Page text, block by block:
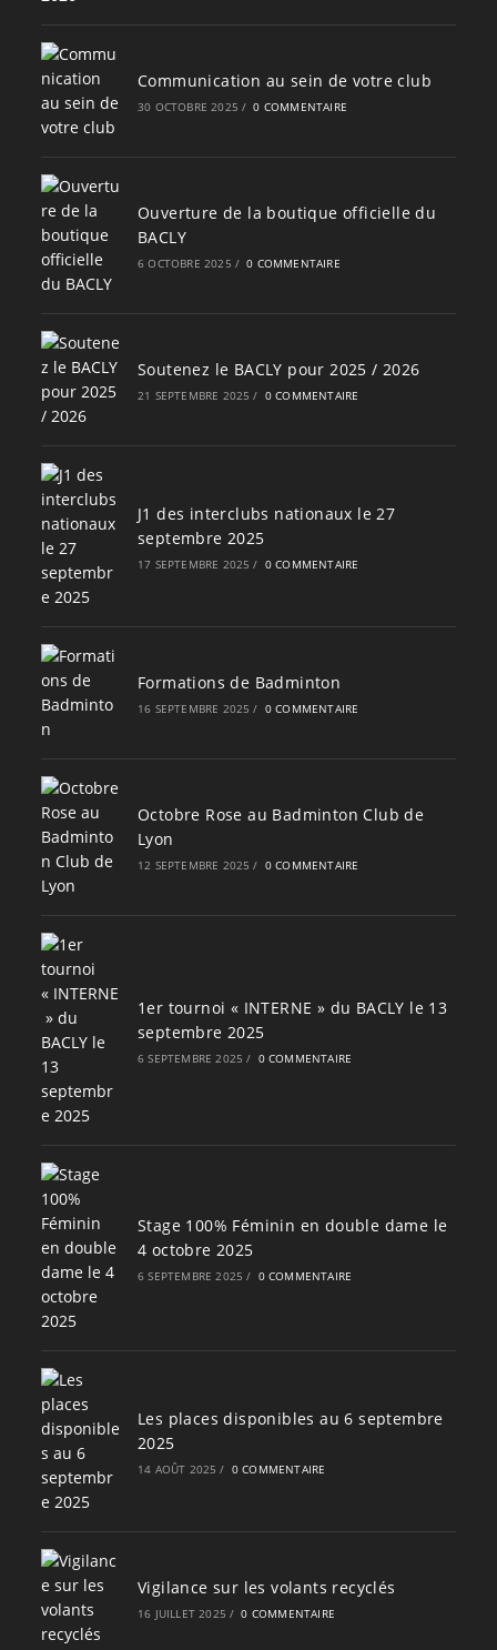
Communication au sein de votre club
30 OCTOBRE 2025 / 0 COMMENTAIRE
Ouverture de la boutique officielle du
BACLY
6 OCTOBRE 2025 / 0 COMMENTAIRE
Soutenez le BACLY pour 2025 / 2026
21 SEPTEMBRE 2025 / 0 COMMENTAIRE
J1 des interclubs nationaux le 27
septembre 2025
17 SEPTEMBRE 2025 / 0 COMMENTAIRE
Formations de Badminton
16 SEPTEMBRE 2025 / 0 COMMENTAIRE
Octobre Rose au Badminton Club de
Lyon
12 SEPTEMBRE 2025 / 0 COMMENTAIRE
1er tournoi « INTERNE » du BACLY le 13
septembre 2025
6 SEPTEMBRE 2025 / 0 COMMENTAIRE
Stage 100% Féminin en double dame le
4 octobre 2025
6 SEPTEMBRE 2025 / 0 COMMENTAIRE
Les places disponibles au 6 septembre
2025
14 AOÛT 2025 / 0 COMMENTAIRE
Vigilance sur les volants recyclés
16 JUILLET 2025 / 0 COMMENTAIRE